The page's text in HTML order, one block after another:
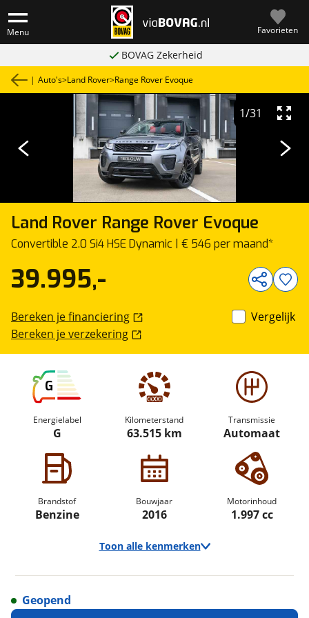
Menu Favorieten
BOVAG Zekerheid
| Auto's>Land Rover>Range Rover Evoque
Land Rover Range Rover Evoque
Convertible 2.0 Si4 HSE Dynamic | € 546 per maand*
1/31
G
Energielabel
G
Kilometerstand
63.515 km
Transmissie
Automaat
Brandstof
Benzine
Bouwjaar
2016
Motorinhoud
1.997 cc
Toon alle kenmerken
39.995,-
Bereken je financiering
Bereken je verzekering
Vergelijk
Geopend